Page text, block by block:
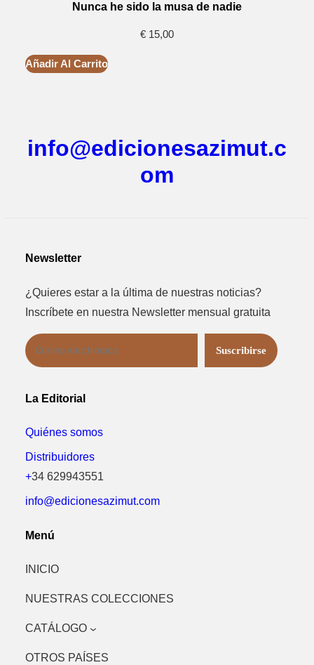
Nunca he sido la musa de nadie
€ 15,00
Añadir Al Carrito
info@edicionesazimut.c
om
Newsletter
¿Quieres estar a la última de nuestras noticias?
Inscríbete en nuestra Newsletter mensual gratuita
La Editorial
Quiénes somos
Distribuidores
+34 629943551
info@edicionesazimut.com
Menú
INICIO
NUESTRAS COLECCIONES
CATÁLOGO
OTROS PAÍSES